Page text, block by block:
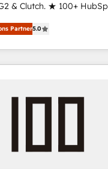
& Clutch. ★ 100+
& Trainers across the
across five
AI-First, RevOps-led,
obsessed ★ Company
onboard your team,
Partner5.0